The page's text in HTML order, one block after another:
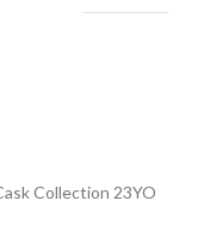
Collection 23YO